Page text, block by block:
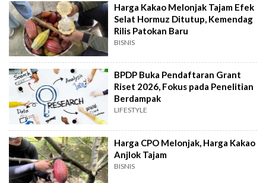
Harga Kakao Melonjak Tajam Efek
Selat Hormuz Ditutup, Kemendag
Rilis Patokan Baru
BISNIS
BPDP Buka Pendaftaran Grant
Riset 2026, Fokus pada Penelitian
Berdampak
LIFESTYLE
Harga CPO Melonjak, Harga Kakao
Anjlok Tajam
BISNIS